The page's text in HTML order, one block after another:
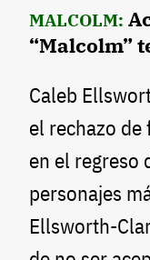
MALCOLM:
“Malcolm”
Caleb
el rechazo
en el regreso
personajes
Ellsworth-